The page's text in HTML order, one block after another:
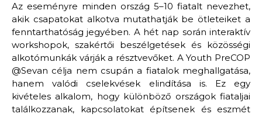
Az eseményre minden ország 5–10 fiatalt nevezhet,
akik csapatokat alkotva mutathatják be ötleteiket a
fenntarthatóság jegyében. A hét nap során interaktív
workshopok, szakértői beszélgetések és közösségi
alkotómunkák várják a résztvevőket. A Youth PreCOP
@Sevan célja nem csupán a fiatalok meghallgatása,
hanem valódi cselekvések elindítása is. Ez egy
kivételes alkalom, hogy különböző országok fiataljai
találkozzanak, kapcsolatokat építsenek és eszmét